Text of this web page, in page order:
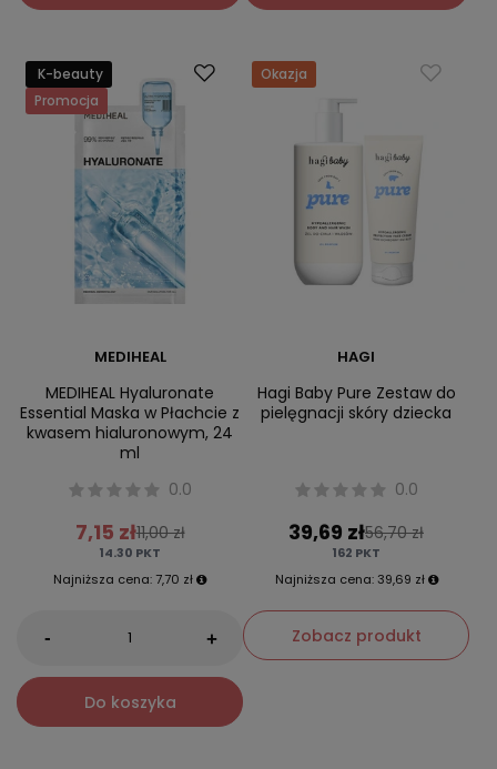
K-beauty
Promocja
MEDIHEAL
MEDIHEAL Hyaluronate
Essential Maska w Płachcie z
kwasem hialuronowym, 24
ml
0.0
7,15 zł11,00 zł
14.30 PKT
Najniższa cena: 7,70 zł
- +
Do koszyka
Okazja
HAGI
Hagi Baby Pure Zestaw do
pielęgnacji skóry dziecka
0.0
39,69 zł56,70 zł
162 PKT
Najniższa cena: 39,69 zł
Zobacz produkt